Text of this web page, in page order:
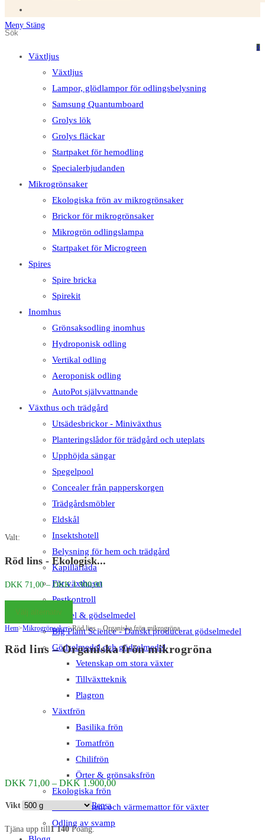
0
Meny Stäng
Sök
att
stänga
Växtljus
Växtljus
Lampor, glödlampor för odlingsbelysning
Samsung Quantumboard
Grolys lök
Grolys fläckar
Startpaket för hemodling
Specialerbjudanden
Mikrogrönsaker
Ekologiska frön av mikrogrönsaker
Brickor för mikrogrönsaker
Mikrogrön odlingslampa
Startpaket för Microgreen
Spires
Spire bricka
Spirekit
Inomhus
Grönsaksodling inomhus
Hydroponisk odling
Vertikal odling
Aeroponisk odling
AutoPot självvattnande
Växthus och trädgård
Utsädesbrickor - Miniväxthus
Planteringslådor för trädgård och uteplats
Upphöjda sängar
Spegelpool
Concealer från papperskorgen
Trädgårdsmöbler
Eldskål
Insektshotell
Belysning för hem och trädgård
Kapillärlåda
För växthuset
Pestkontroll
Gödselmedel & gödselmedel
Big Plant Science - Danskt producerat gödselmedel
Gödselmedel och gödselmedel
Vetenskap om stora växter
Tillväxtteknik
Plagron
Växtfrön
Basilika frön
Tomatfrön
Chilifrön
Örter & grönsaksfrön
Ekologiska frön
Mätinstrument och värmemattor för växter
Odling av svamp
Valt:
Röd lins - Ekologisk...
DKK 71,00 – DKK1.900,00Prisintervall:
till
DKK 1.900,00
Välj alternativ
Hem>Mikrogrönsaker>Röd lins – Organiska frön mikrogröna
Röd lins – Organiska frön mikrogröna
DKK 71,00 – DKK 1.900,00Prisintervall:
DKK 1.900,00
Vikt Rensa
Tjäna upp till1 140Poäng.